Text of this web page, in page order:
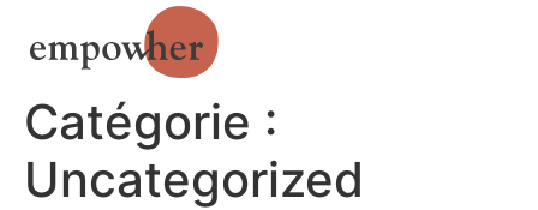
Catégorie :
Uncategorized